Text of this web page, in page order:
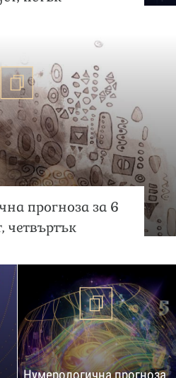
прогноза за 6
четвъртък
Нумерологична прогноза